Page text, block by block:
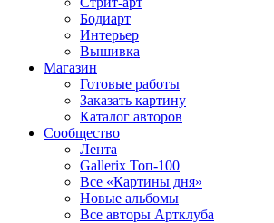
Бодиарт
Интерьер
Вышивка
Магазин
Готовые работы
Заказать картину
Каталог авторов
Сообщество
Лента
Gallerix Топ-100
Все «Картины дня»
Новые альбомы
Все авторы Артклуба